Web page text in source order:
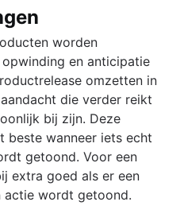
worden
en anticipatie
omzetten in
die verder reikt
bij zijn. Deze
beste wanneer iets echt
getoond. Voor een
extra goed als er een
actie wordt getoond.